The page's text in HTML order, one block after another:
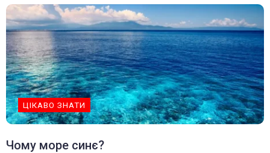
ЦІКАВО ЗНАТИ
Чому море синє?